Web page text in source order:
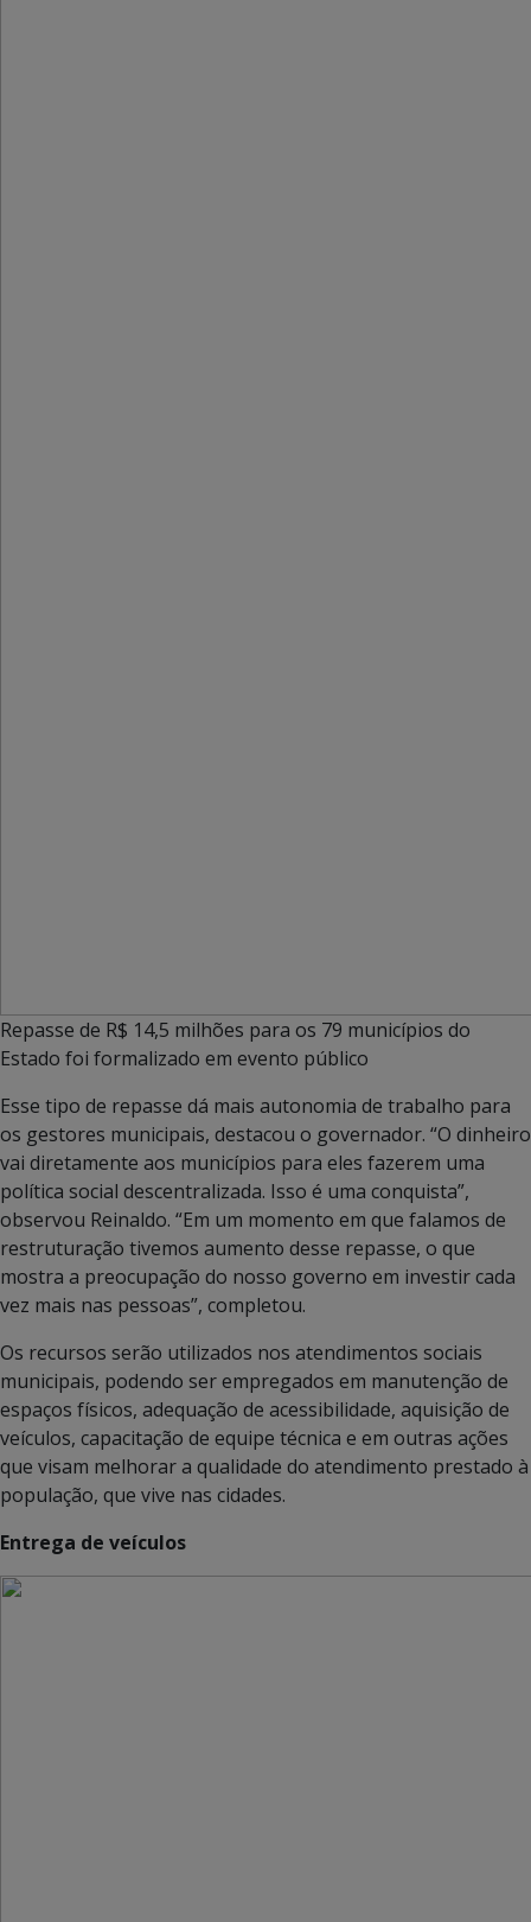
Repasse de R$ 14,5 milhões para os 79 municípios do
Estado foi formalizado em evento público
Esse tipo de repasse dá mais autonomia de trabalho para
os gestores municipais, destacou o governador. “O dinheiro
vai diretamente aos municípios para eles fazerem uma
política social descentralizada. Isso é uma conquista”,
observou Reinaldo. “Em um momento em que falamos de
restruturação tivemos aumento desse repasse, o que
mostra a preocupação do nosso governo em investir cada
vez mais nas pessoas”, completou.
Os recursos serão utilizados nos atendimentos sociais
municipais, podendo ser empregados em manutenção de
espaços físicos, adequação de acessibilidade, aquisição de
veículos, capacitação de equipe técnica e em outras ações
que visam melhorar a qualidade do atendimento prestado à
população, que vive nas cidades.
Entrega de veículos